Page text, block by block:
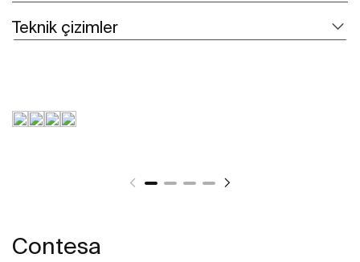
Teknik çizimler
Contesa